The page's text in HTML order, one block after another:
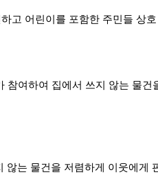
고 어린이를 포함한 주민들 상
여하여 집에서 쓰지 않는 물
는 물건을 저렴하게 이웃에